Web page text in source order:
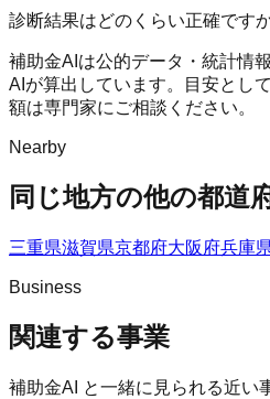
診断結果はどのくらい正確です
補助金AIは公的データ・統計情
AIが算出しています。目安とし
額は専門家にご相談ください。
Nearby
同じ地方の他の都道
三重県滋賀県京都府大阪府兵庫
Business
関連する事業
補助金AI
と一緒に見られる近い